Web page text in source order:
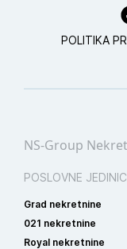
POLITIKA
NS-Group
POSLOVNE
Grad nekretnine
021 nekretnine
Royal nekretnine